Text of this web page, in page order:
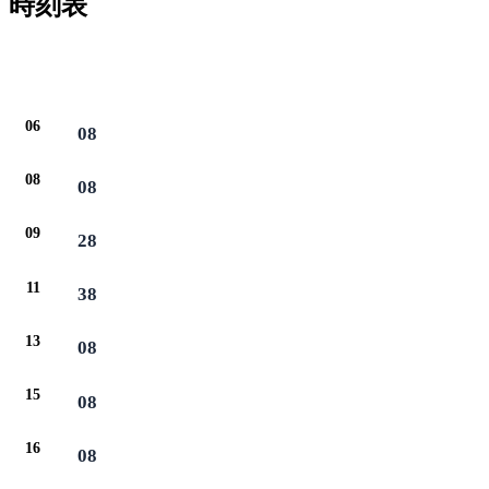
時刻表
06 08
08 08
09 28
11 38
13 08
15 08
16 08